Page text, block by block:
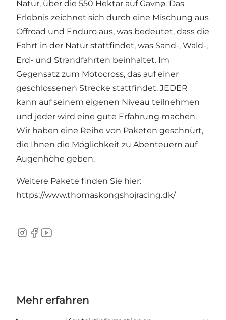
Natur, über die 550 Hektar auf Gavnø. Das
Erlebnis zeichnet sich durch eine Mischung aus
Offroad und Enduro aus, was bedeutet, dass die
Fahrt in der Natur stattfindet, was Sand-, Wald-,
Erd- und Strandfahrten beinhaltet. Im
Gegensatz zum Motocross, das auf einer
geschlossenen Strecke stattfindet. JEDER
kann auf seinem eigenen Niveau teilnehmen
und jeder wird eine gute Erfahrung machen.
Wir haben eine Reihe von Paketen geschnürt,
die Ihnen die Möglichkeit zu Abenteuern auf
Augenhöhe geben.
Weitere Pakete finden Sie hier:
https://www.thomaskongshojracing.dk/
Instagram
Facebook
Youtube
Mehr erfahren